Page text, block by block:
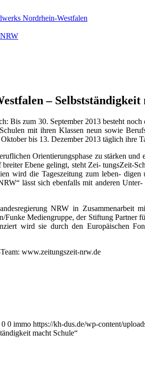
Nordrhein-Westfalen
– Selbstständigkeit
Bis zum 30. September 2013 besteht
mit ihren Klassen neun sowie
bis 13. Dezember 2013 täglich ihre
Orientierungsphase zu stärken
Ebene gelingt, steht Zei- tungsZeit-
wird die Tageszeitung zum leben-
lässt sich ebenfalls mit anderen
NRW in Zusammenarbeit
Mediengruppe, der Stiftung
wird sie durch den Europäischen
www.zeitungszeit-nrw.de
0 0 immo https://kh-dus.de/wp-content/
macht Schule“